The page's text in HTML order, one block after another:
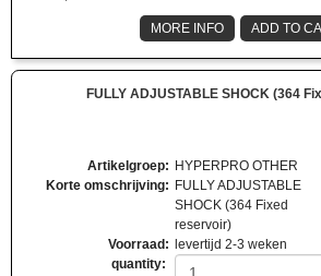
MORE INFO ADD TO
FULLY ADJUSTABLE SHOCK (364
Artikelgroep: HYPERPRO OTHER
Korte omschrijving: FULLY ADJUSTABLE
SHOCK (364 Fixed
reservoir)
Voorraad :
levertijd 2-3 weken
quantity: